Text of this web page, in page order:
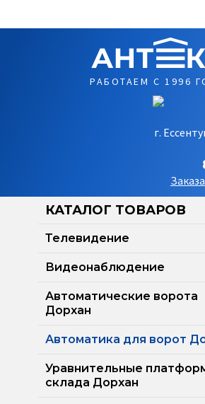
РАБОТАЕМ С 1996
г.
КАТАЛОГ ТОВАРОВ
Телевидение
Видеонаблюдение
Автоматические ворота
Дорхан
Автоматика для ворот
Уравнительные
склада Дорхан